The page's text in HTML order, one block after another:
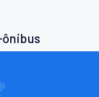
ônibus